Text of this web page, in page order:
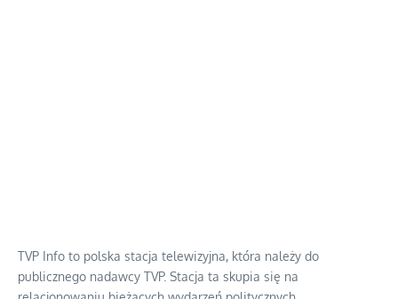
TVP Info to polska stacja telewizyjna, która należy do
publicznego nadawcy TVP. Stacja ta skupia się na